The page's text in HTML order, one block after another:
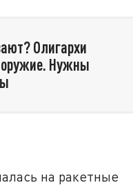
Олигархи
оружие. Нужны
на ракетные